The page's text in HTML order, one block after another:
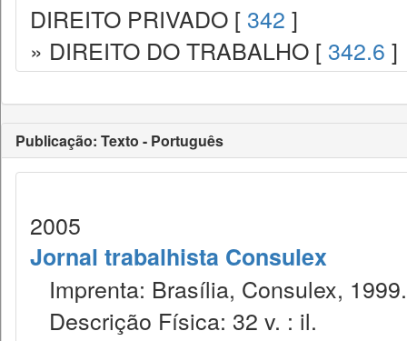
DIREITO PRIVADO [ 342 ]
» DIREITO DO TRABALHO [ 342.6 ]
Publicação: Texto - Português
2005
Jornal trabalhista Consulex
Imprenta: Brasília, Consulex, 1999.
Descrição Física: 32 v. : il.